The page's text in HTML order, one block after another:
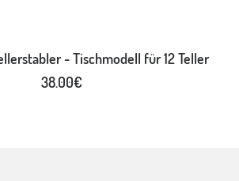
IN DEN WARENKORB- Tischmodell für 12 Teller
38.00€